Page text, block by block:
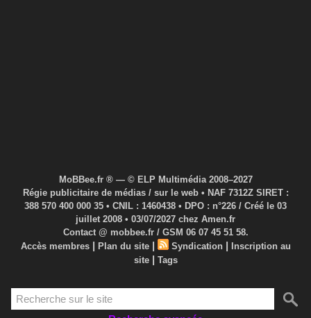
MoBBee.fr ® — © ELP Multimédia 2008–2027
Régie publicitaire de médias / sur le web • NAF 7312Z SIRET :
388 570 400 000 35 • CNIL : 1460438 • DPO : n°226 / Créé le 03
juillet 2008 • 03/07/2027 chez Amen.fr
Contact @ mobbee.fr / GSM 06 07 45 51 58.
Accès membres | Plan du site | Syndication |
Inscription au
site | Tags